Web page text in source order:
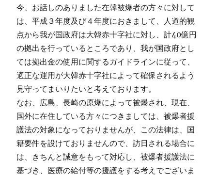
今、お話しのありました在韓被爆者の方々に対して
は、平成３年度及び４年度におきまして、人道的観
点から我が国政府は大韓赤十字社に対し、計40億円
の拠出を行っているところであり、我が国政府とし
ては拠出金の使用に関するガイドラインに従って、
適正な運用が大韓赤十字社によって確保されるよう
見守ってまいりたいと考えております。
なお、広島、長崎の原爆によって被爆され、現在、
国外に在住している方々につきましては、被爆者援
護法の対象になっておりませんが、この法律は、国
籍要件を設けておりませんので、訪日される場合に
は、きちんと誠意をもって対応し、被爆者援護法に
基づき、医療の給付等の援護をする考えでございま